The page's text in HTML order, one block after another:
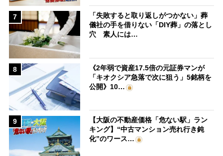
7
「失敗すると取り返しがつかない」葬
儀社の手を借りない「DIY葬」の落とし
穴 素人には…
8
《2年弱で資産17.5倍の元証券マンが
「キオクシア急落で次に狙う」5銘柄を
公開》10…
9
【大阪の不動産価格「危ない駅」ラン
キング】“中古マンション売れ行き鈍
化”のワース…